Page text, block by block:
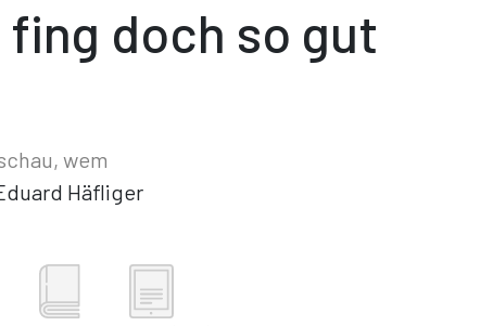
fing doch so gut
wem
Häfliger